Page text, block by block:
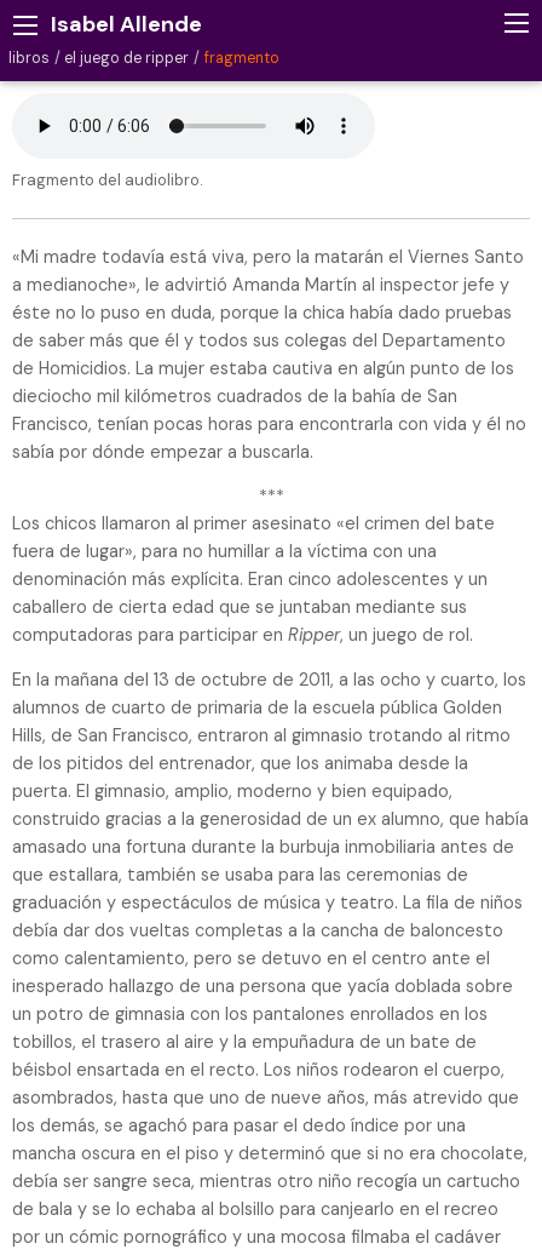
Isabel Allende
libros el juego de ripper fragmento
Fragmento del audiolibro.
«Mi madre todavía está viva, pero la matarán el Viernes Santo
a medianoche», le advirtió Amanda Martín al inspector jefe y
éste no lo puso en duda, porque la chica había dado pruebas
de saber más que él y todos sus colegas del Departamento
de Homicidios. La mujer estaba cautiva en algún punto de los
dieciocho mil kilómetros cuadrados de la bahía de San
Francisco, tenían pocas horas para encontrarla con vida y él no
sabía por dónde empezar a buscarla.
***
Los chicos llamaron al primer asesinato «el crimen del bate
fuera de lugar», para no humillar a la víctima con una
denominación más explícita. Eran cinco adolescentes y un
caballero de cierta edad que se juntaban mediante sus
computadoras para participar en Ripper, un juego de rol.
En la mañana del 13 de octubre de 2011, a las ocho y cuarto, los
alumnos de cuarto de primaria de la escuela pública Golden
Hills, de San Francisco, entraron al gimnasio trotando al ritmo
de los pitidos del entrenador, que los animaba desde la
puerta. El gimnasio, amplio, moderno y bien equipado,
construido gracias a la generosidad de un ex alumno, que había
amasado una fortuna durante la burbuja inmobiliaria antes de
que estallara, también se usaba para las ceremonias de
graduación y espectáculos de música y teatro. La fila de niños
debía dar dos vueltas completas a la cancha de baloncesto
como calentamiento, pero se detuvo en el centro ante el
inesperado hallazgo de una persona que yacía doblada sobre
un potro de gimnasia con los pantalones enrollados en los
tobillos, el trasero al aire y la empuñadura de un bate de
béisbol ensartada en el recto. Los niños rodearon el cuerpo,
asombrados, hasta que uno de nueve años, más atrevido que
los demás, se agachó para pasar el dedo índice por una
mancha oscura en el piso y determinó que si no era chocolate,
debía ser sangre seca, mientras otro niño recogía un cartucho
de bala y se lo echaba al bolsillo para canjearlo en el recreo
por un cómic pornográfico y una mocosa filmaba el cadáver